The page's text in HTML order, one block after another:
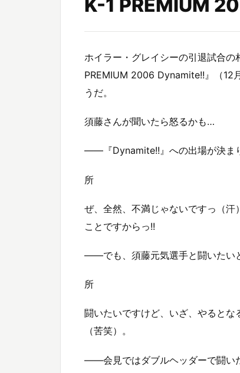
K-1 PREMIUM
ホイラー・グレイシーの引退試合
PREMIUM 2006 Dynamite!!』（12
うだ。
須藤さんが聞いたら怒るかも…
——『Dynamite!!』への出場が決ま
所
ぜ、全然、不満じゃないですっ（
ことですからっ!!
——でも、須藤元気選手と闘いたい
所
闘いたいですけど、いざ、やると
（苦笑）。
——会見ではダブルヘッダーで闘い